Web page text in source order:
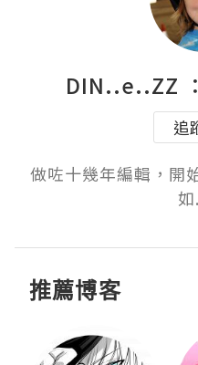
DIN..e..ZZ
追
做咗十幾年編輯，開
推薦博客